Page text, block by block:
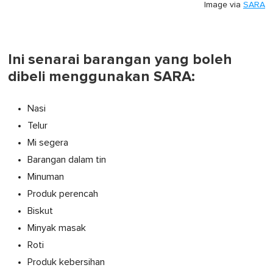
Image via SARA
Ini senarai barangan yang boleh
dibeli menggunakan SARA:
Nasi
Telur
Mi segera
Barangan dalam tin
Minuman
Produk perencah
Biskut
Minyak masak
Roti
Produk kebersihan